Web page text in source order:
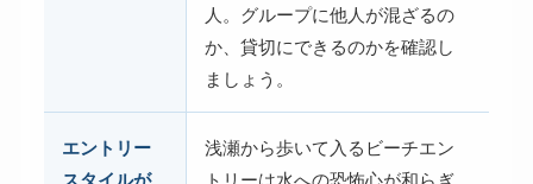
人。グループに他人が混ざるの
か、貸切にできるのかを確認し
ましょう。
エントリー
浅瀬から歩いて入るビーチエン
トリーは水への恐怖心が和らぎ